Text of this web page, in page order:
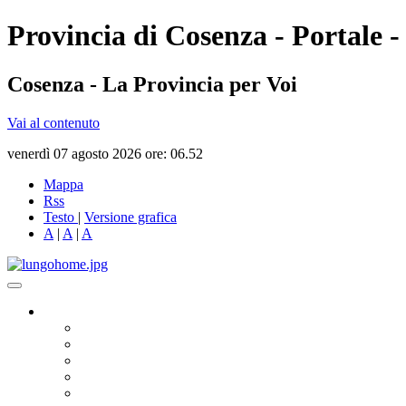
Provincia di Cosenza - Portale
Cosenza - La Provincia per Voi
Vai al contenuto
venerdì 07 agosto 2026 ore: 06.52
Mappa
Rss
Testo | Versione grafica
A | A | A